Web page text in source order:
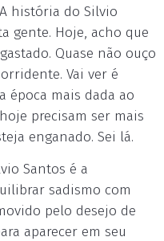
história do Silvio
gente. Hoje, acho que
Quase não ouço
Vai ver é
época mais dada ao
precisam ser mais
enganado. Sei lá.
Santos é a
sadismo com
pelo desejo de
aparecer em seu